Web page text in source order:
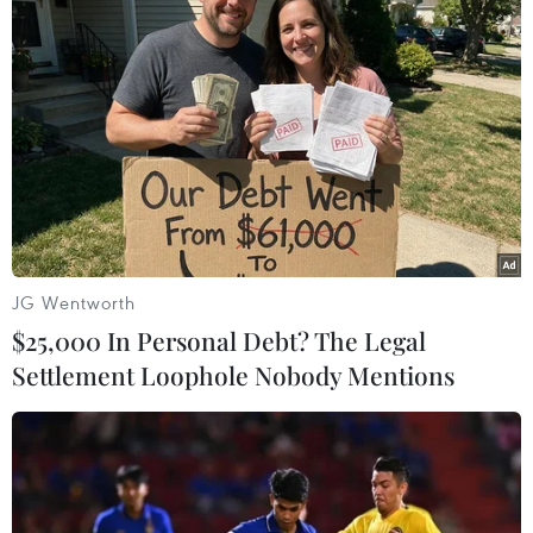
tiêm phòng trong mùa Hè.
Chuyển bệnh nhân nhiễm COVID-19 tới bệnh viện ở Polynesia,
Pháp, ngày 8/9/2021. (Ảnh: AFP/TTXVN)
Tại Ba Lan, Bộ trưởng Y tế Adam Niedzielski
cho biết quốc gia Trung Âu này đã bước sang
JG Wentworth
$25,000 In Personal Debt? The Legal
Settlement Loophole Nobody Mentions